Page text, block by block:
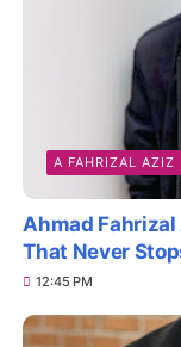
A FAHRIZAL AZIZ
Ahmad Fahrizal
That Never
12:45 PM